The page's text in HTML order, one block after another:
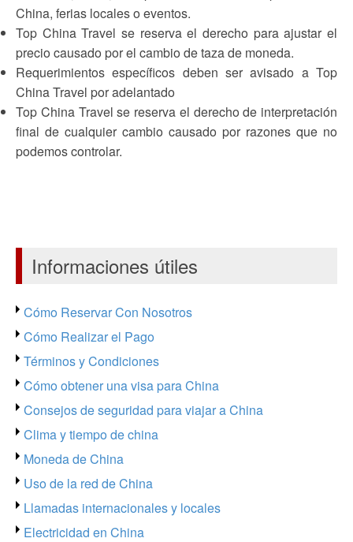
China, ferias locales o eventos.
Top China Travel se reserva el derecho para ajustar el
precio causado por el cambio de taza de moneda.
Requerimientos específicos deben ser avisado a Top
China Travel por adelantado
Top China Travel se reserva el derecho de interpretación
final de cualquier cambio causado por razones que no
podemos controlar.
Informaciones útiles
Cómo Reservar Con Nosotros
Cómo Realizar el Pago
Términos y Condiciones
Cómo obtener una visa para China
Consejos de seguridad para viajar a China
Clima y tiempo de china
Moneda de China
Uso de la red de China
Llamadas internacionales y locales
Electricidad en China